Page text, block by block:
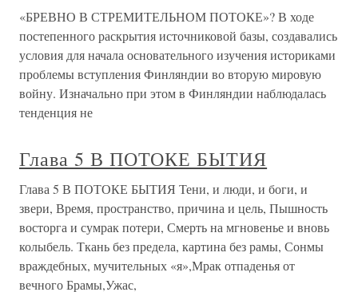
«БРЕВНО В СТРЕМИТЕЛЬНОМ ПОТОКЕ»? В ходе
постепенного раскрытия источниковой базы, создавались
условия для начала основательного изучения историками
проблемы вступления Финляндии во вторую мировую
войну. Изначально при этом в Финляндии наблюдалась
тенденция не
Глава 5 В ПОТОКЕ БЫТИЯ
Глава 5 В ПОТОКЕ БЫТИЯ Тени, и люди, и боги, и
звери, Время, пространство, причина и цель, Пышность
восторга и сумрак потери, Смерть на мгновенье и вновь
колыбель. Ткань без предела, картина без рамы, Сонмы
враждебных, мучительных «я»,Мрак отпаденья от
вечного Брамы,Ужас,